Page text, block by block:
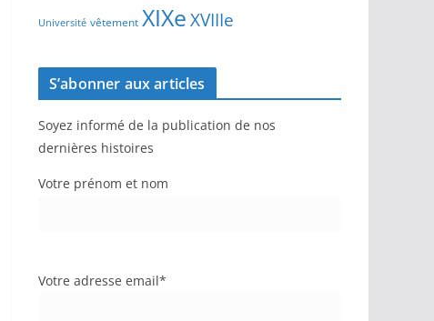
Université vêtement XIXeXVIIIe
S’abonner aux articles
Soyez informé de la publication de nos
dernières histoires
Votre prénom et nom
Votre adresse email*